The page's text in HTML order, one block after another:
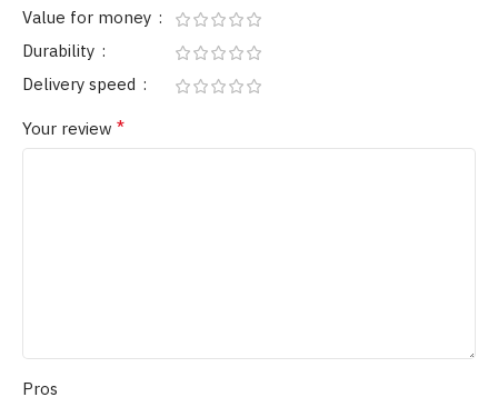
Value for money
Durability
Delivery speed
Your review *
Pros